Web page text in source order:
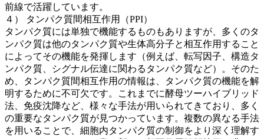
前線で活躍しています。
４） タンパク質間相互作用（PPI）
タンパク質には単独で機能するものもありますが、多くのタ
ンパク質は他のタンパク質や生体高分子と相互作用すること
によってその機能を発揮します（例えば、転写因子、構造タ
ンパク質、シグナル伝達に関わるタンパク質など）。そのた
め、タンパク質間相互作用の情報は、タンパク質の機能を解
明するために不可欠です。これまでに酵母ツーハイブリッド
法、免疫沈降など、様々な手法が用いられてきており、多く
の重要なタンパク質が見つかっています。複数の異なる手法
を用いることで、細胞内タンパク質の制御をより深く理解す